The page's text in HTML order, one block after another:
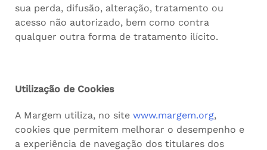
sua perda, difusão, alteração, tratamento ou
acesso não autorizado, bem como contra
qualquer outra forma de tratamento ilícito.
Utilização de Cookies
A Margem utiliza, no site www.margem.org,
cookies que permitem melhorar o desempenho e
a experiência de navegação dos titulares dos